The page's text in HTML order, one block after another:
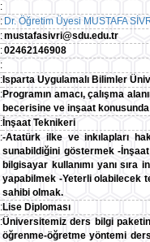
:
: Dr. Öğretim Üyesi MUSTAFA
:mustafasivri@sdu.edu.tr
:02462146908
:
: Isparta Uygulamalı Bilimler
:Programın amacı, çalışma
becerisine ve inşaat
: İnşaat Teknikeri
:-Atatürk ilke ve inkılapları
sunabildiğini göstermek -
bilgisayar kullanımı yanı sıra
yapabilmek -Yeterli olabilecek
sahibi olmak.
:Lise Diploması
:Üniversitemiz ders bilgi
öğrenme-öğretme yöntemi